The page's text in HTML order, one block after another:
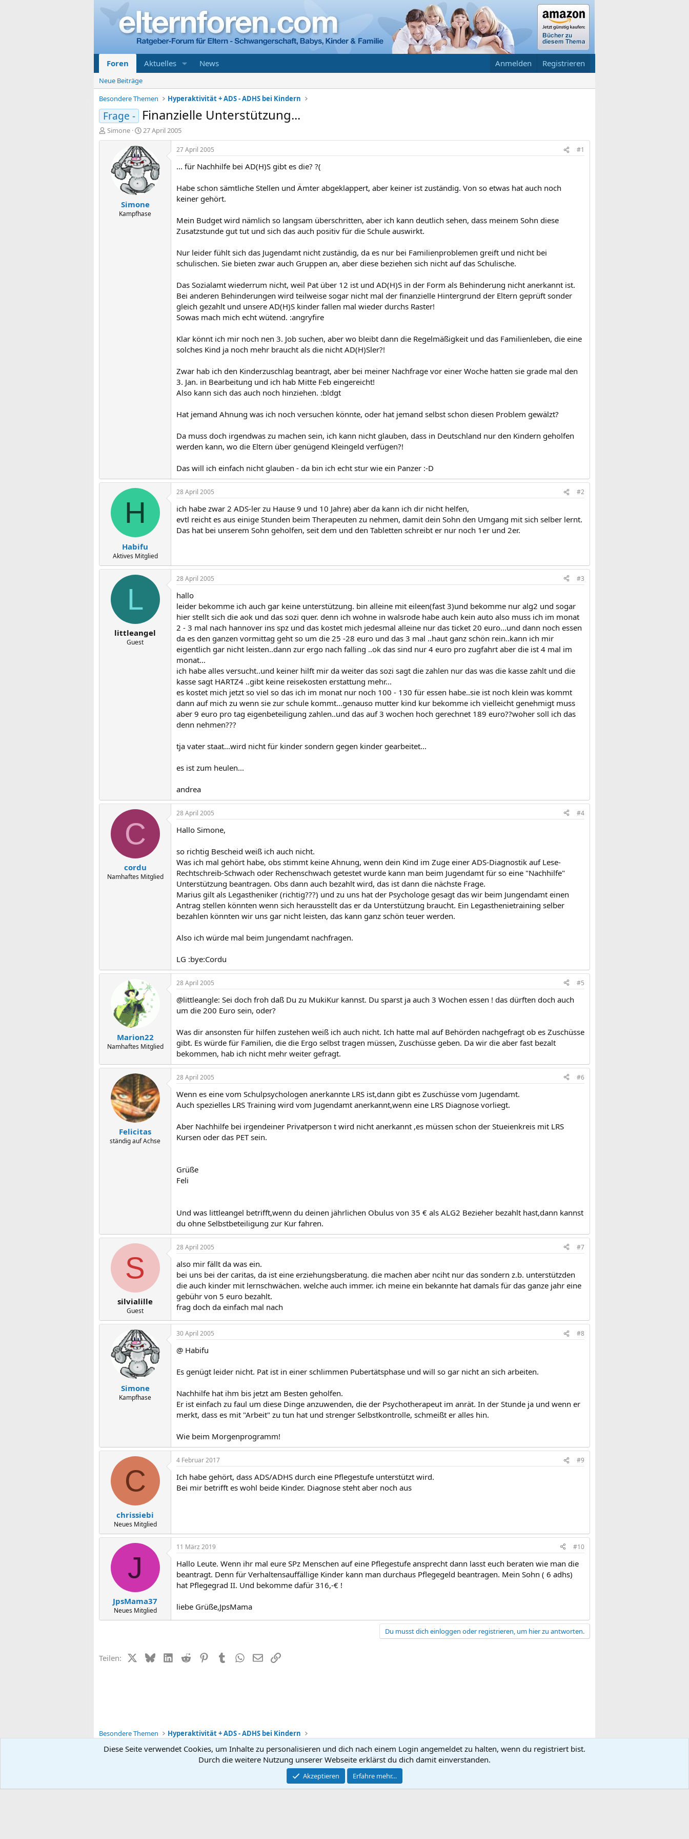
Foren Aktuelles News Anmelden Registrieren
Neue Beiträge
Besondere Themen
Hyperaktivität + ADS - ADHS bei Kindern
Frage - Finanzielle Unterstützung...
E
r
Simone
E
r
s
t
e
l
t
a
m
27 April 2005
Simone
Kampfhase
27 April 2005 #1
... für Nachhilfe bei AD(H)S gibt es die? ?(
Habe schon sämtliche Stellen und Ämter abgeklappert, aber keiner ist zuständig. Von so etwas hat auch noch
keiner gehört.
Mein Budget wird nämlich so langsam überschritten, aber ich kann deutlich sehen, dass meinem Sohn diese
Zusatzstunde gut tut und sich das auch positiv für die Schule auswirkt.
Nur leider fühlt sich das Jugendamt nicht zuständig, da es nur bei Familienproblemen greift und nicht bei
schulischen. Sie bieten zwar auch Gruppen an, aber diese beziehen sich nicht auf das Schulische.
Das Sozialamt wiederrum nicht, weil Pat über 12 ist und AD(H)S in der Form als Behinderung nicht anerkannt ist.
Bei anderen Behinderungen wird teilweise sogar nicht mal der finanzielle Hintergrund der Eltern geprüft sonder
gleich gezahlt und unsere AD(H)S kinder fallen mal wieder durchs Raster!
Sowas mach mich echt wütend. :angryfire
Klar könnt ich mir noch nen 3. Job suchen, aber wo bleibt dann die Regelmäßigkeit und das Familienleben, die eine
solches Kind ja noch mehr braucht als die nicht AD(H)Sler?!
Zwar hab ich den Kinderzuschlag beantragt, aber bei meiner Nachfrage vor einer Woche hatten sie grade mal den
3. Jan. in Bearbeitung und ich hab Mitte Feb eingereicht!
Also kann sich das auch noch hinziehen. :bldgt
Hat jemand Ahnung was ich noch versuchen könnte, oder hat jemand selbst schon diesen Problem gewälzt?
Da muss doch irgendwas zu machen sein, ich kann nicht glauben, dass in Deutschland nur den Kindern geholfen
werden kann, wo die Eltern über genügend Kleingeld verfügen?!
Das will ich einfach nicht glauben - da bin ich echt stur wie ein Panzer :-D
H
Habifu
Aktives Mitglied
28 April 2005 #2
ich habe zwar 2 ADS-ler zu Hause 9 und 10 Jahre) aber da kann ich dir nicht helfen,
evtl reicht es aus einige Stunden beim Therapeuten zu nehmen, damit dein Sohn den Umgang mit sich selber lernt.
Das hat bei unserem Sohn geholfen, seit dem und den Tabletten schreibt er nur noch 1er und 2er.
L
littleangel
Guest
28 April 2005 #3
hallo
leider bekomme ich auch gar keine unterstützung. bin alleine mit eileen(fast 3)und bekomme nur alg2 und sogar
hier stellt sich die aok und das sozi quer. denn ich wohne in walsrode habe auch kein auto also muss ich im monat
2 - 3 mal nach hannover ins spz und das kostet mich jedesmal alleine nur das ticket 20 euro...und dann noch essen
da es den ganzen vormittag geht so um die 25 -28 euro und das 3 mal ..haut ganz schön rein..kann ich mir
eigentlich gar nicht leisten..dann zur ergo nach falling ..ok das sind nur 4 euro pro zugfahrt aber die ist 4 mal im
monat...
ich habe alles versucht..und keiner hilft mir da weiter das sozi sagt die zahlen nur das was die kasse zahlt und die
kasse sagt HARTZ4 ..gibt keine reisekosten erstattung mehr...
es kostet mich jetzt so viel so das ich im monat nur noch 100 - 130 für essen habe..sie ist noch klein was kommt
dann auf mich zu wenn sie zur schule kommt...genauso mutter kind kur bekomme ich vielleicht genehmigt muss
aber 9 euro pro tag eigenbeteiligung zahlen..und das auf 3 wochen hoch gerechnet 189 euro??woher soll ich das
denn nehmen???
tja vater staat...wird nicht für kinder sondern gegen kinder gearbeitet...
es ist zum heulen...
andrea
C
cordu
Namhaftes Mitglied
28 April 2005 #4
Hallo Simone,
so richtig Bescheid weiß ich auch nicht.
Was ich mal gehört habe, obs stimmt keine Ahnung, wenn dein Kind im Zuge einer ADS-Diagnostik auf Lese-
Rechtschreib-Schwach oder Rechenschwach getestet wurde kann man beim Jugendamt für so eine "Nachhilfe"
Unterstützung beantragen. Obs dann auch bezahlt wird, das ist dann die nächste Frage.
Marius gilt als Legastheniker (richtig???) und zu uns hat der Psychologe gesagt das wir beim Jungendamt einen
Antrag stellen könnten wenn sich herausstellt das er da Unterstützung braucht. Ein Legasthenietraining selber
bezahlen könnten wir uns gar nicht leisten, das kann ganz schön teuer werden.
Also ich würde mal beim Jungendamt nachfragen.
LG :bye:Cordu
Marion22
Namhaftes Mitglied
28 April 2005 #5
@littleangle: Sei doch froh daß Du zu MukiKur kannst. Du sparst ja auch 3 Wochen essen ! das dürften doch auch
um die 200 Euro sein, oder?
Was dir ansonsten für hilfen zustehen weiß ich auch nicht. Ich hatte mal auf Behörden nachgefragt ob es Zuschüsse
gibt. Es würde für Familien, die die Ergo selbst tragen müssen, Zuschüsse geben. Da wir die aber fast bezalt
bekommen, hab ich nicht mehr weiter gefragt.
Felicitas
ständig auf Achse
28 April 2005 #6
Wenn es eine vom Schulpsychologen anerkannte LRS ist,dann gibt es Zuschüsse vom Jugendamt.
Auch spezielles LRS Training wird vom Jugendamt anerkannt,wenn eine LRS Diagnose vorliegt.
Aber Nachhilfe bei irgendeiner Privatperson t wird nicht anerkannt ,es müssen schon der Stueienkreis mit LRS
Kursen oder das PET sein.
Grüße
Feli
Und was littleangel betrifft,wenn du deinen jährlichen Obulus von 35 € als ALG2 Bezieher bezahlt hast,dann kannst
du ohne Selbstbeteiligung zur Kur fahren.
S
silvialille
Guest
28 April 2005 #7
also mir fällt da was ein.
bei uns bei der caritas, da ist eine erziehungsberatung. die machen aber nciht nur das sondern z.b. unterstützden
die auch kinder mit lernschwächen. welche auch immer. ich meine ein bekannte hat damals für das ganze jahr eine
gebühr von 5 euro bezahlt.
frag doch da einfach mal nach
Simone
Kampfhase
30 April 2005 #8
@ Habifu
Es genügt leider nicht. Pat ist in einer schlimmen Pubertätsphase und will so gar nicht an sich arbeiten.
Nachhilfe hat ihm bis jetzt am Besten geholfen.
Er ist einfach zu faul um diese Dinge anzuwenden, die der Psychotherapeut im anrät. In der Stunde ja und wenn er
merkt, dass es mit "Arbeit" zu tun hat und strenger Selbstkontrolle, schmeißt er alles hin.
Wie beim Morgenprogramm!
C
chrissiebi
Neues Mitglied
4 Februar 2017 #9
Ich habe gehört, dass ADS/ADHS durch eine Pflegestufe unterstützt wird.
Bei mir betrifft es wohl beide Kinder. Diagnose steht aber noch aus
J
JpsMama37
Neues Mitglied
11 März 2019 #10
Hallo Leute. Wenn ihr mal eure SPz Menschen auf eine Pflegestufe ansprecht dann lasst euch beraten wie man die
beantragt. Denn für Verhaltensauffällige Kinder kann man durchaus Pflegegeld beantragen. Mein Sohn ( 6 adhs)
hat Pflegegrad II. Und bekomme dafür 316,-€ !
liebe Grüße,JpsMama
Du musst dich einloggen oder registrieren, um hier zu antworten.
Teilen: X (Twitter)
BlueskyLinkedIn
Reddit PinterestTumblrWhatsApp
E-MailLink
Besondere Themen Hyperaktivität + ADS - ADHS bei Kindern
Kontakt Nutzungsbedingungen Datenschutz
Community platform by XenForo ® © 2010-2026 XenForo Ltd.
Diese Seite verwendet Cookies, um Inhalte zu personalisieren und dich nach einem Login angemeldet zu halten, wenn du registriert bist.
Durch die weitere Nutzung unserer Webseite erklärst du dich damit einverstanden.
Akzeptieren Erfahre mehr…